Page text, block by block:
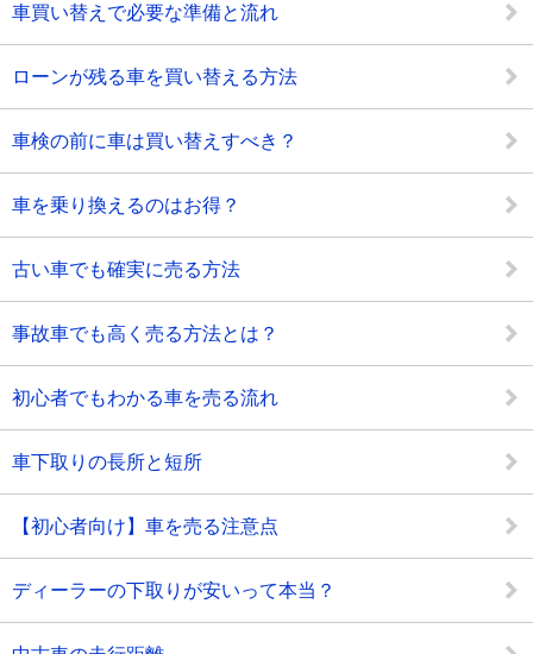
車買い替えで必要な準備と流れ
ローンが残る車を買い替える方法
車検の前に車は買い替えすべき？
車を乗り換えるのはお得？
古い車でも確実に売る方法
事故車でも高く売る方法とは？
初心者でもわかる車を売る流れ
車下取りの長所と短所
【初心者向け】車を売る注意点
ディーラーの下取りが安いって本当？